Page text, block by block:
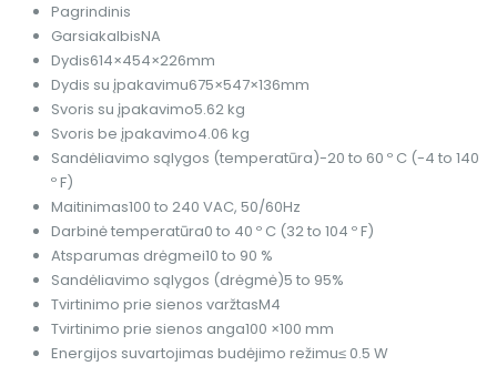
Pagrindinis
GarsiakalbisNA
Dydis614×454×226mm
Dydis su įpakavimu675×547×136mm
Svoris su įpakavimo5.62 kg
Svoris be įpakavimo4.06 kg
Sandėliavimo sąlygos (temperatūra)-20 to 60 º C (-4 to 140
º F)
Maitinimas100 to 240 VAC, 50/60Hz
Darbinė temperatūra0 to 40 º C (32 to 104 º F)
Atsparumas drėgmei10 to 90 %
Sandėliavimo sąlygos (drėgmė)5 to 95%
Tvirtinimo prie sienos varžtasM4
Tvirtinimo prie sienos anga100 ×100 mm
Energijos suvartojimas budėjimo režimu≤ 0.5 W